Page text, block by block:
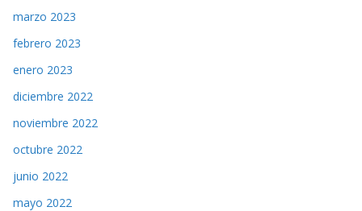
marzo 2023
febrero 2023
enero 2023
diciembre 2022
noviembre 2022
octubre 2022
junio 2022
mayo 2022